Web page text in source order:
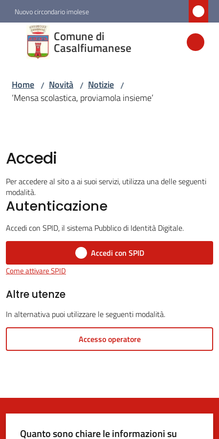
Vai al contenuto
Vai alla navigazione
Vai al footer
Nuovo circondario imolese
Comune di
Casalfiumanese
Comune di
Casalfiumanese
Amministrazione
Servizi
Vivere
Casalfiumanese
5x1000
Servizi
line
Tutti
Home / Novità / Notizie /
‘Mensa scolastica, proviamola insieme’
Accedi
Per accedere al sito a ai suoi servizi, utilizza una delle seguenti
modalità.
Autenticazione
Accedi con SPID, il sistema Pubblico di Identità Digitale.
Accedi con SPID
Come attivare SPID
Altre utenze
In alternativa puoi utilizzare le seguenti modalità.
Accesso operatore
Quanto sono chiare le informazioni su